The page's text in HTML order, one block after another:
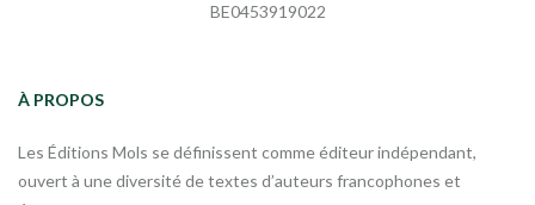
BE0453919022
À PROPOS
Les Éditions Mols se définissent comme éditeur indépendant,
ouvert à une diversité de textes d’auteurs francophones et